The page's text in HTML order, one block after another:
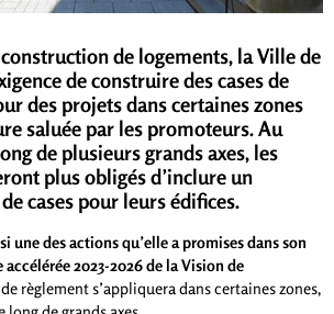
de logements, la Ville de
de construire des cases de
des projets dans certaines zones
saluée par les promoteurs.Au
de plusieurs grands axes, les
plus obligés d’inclure un
cases pour leurs édifices.
une des actions qu’elle a promises dans son
2023-2026 de la Vision de
règlement s’appliquera dans certaines zones,